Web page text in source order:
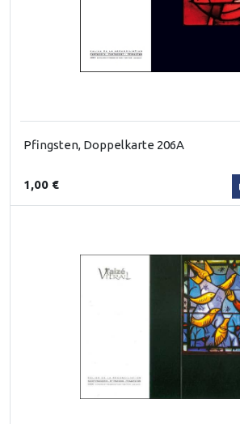
Pfingsten, Doppelkarte 206A
1,00 €